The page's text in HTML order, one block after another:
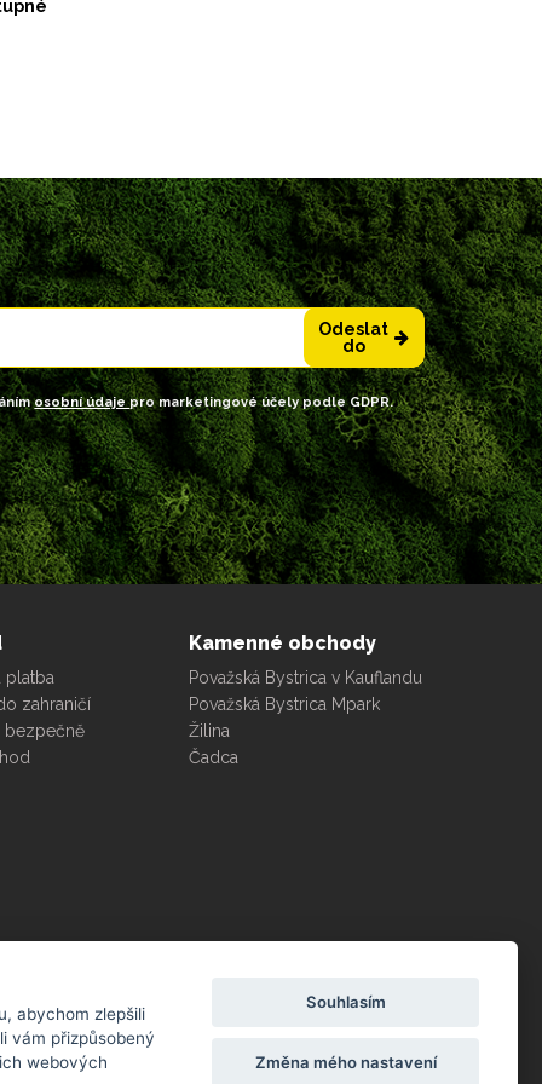
Odeslat
do
osobní údajepro marketingové účely podle GDPR.
spokojenosti za posledních 90 dní
platba
zahraničí
bezpečně
Kamenné obchody
Považská Bystrica v Kauflandu
Považská Bystrica Mpark
Žilina
Čadca
abychom zlepšili
vám přizpůsobený
webových
Souhlasím
Změna mého nastavení